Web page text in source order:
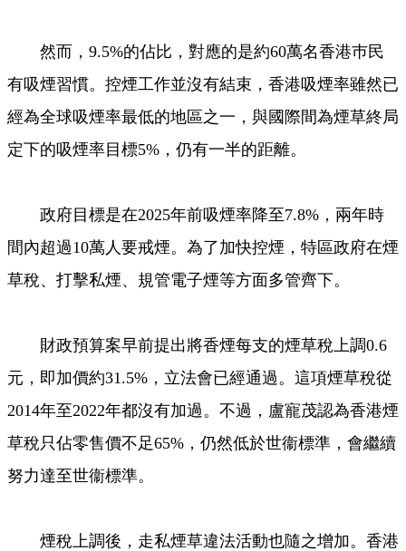
然而，9.5%的佔比，對應的是約60萬名香港巿民
有吸煙習慣。控煙工作並沒有結束，香港吸煙率雖然已
經為全球吸煙率最低的地區之一，與國際間為煙草終局
定下的吸煙率目標5%，仍有一半的距離。
政府目標是在2025年前吸煙率降至7.8%，兩年時
間內超過10萬人要戒煙。為了加快控煙，特區政府在煙
草稅、打擊私煙、規管電子煙等方面多管齊下。
財政預算案早前提出將香煙每支的煙草稅上調0.6
元，即加價約31.5%，立法會已經通過。這項煙草稅從
2014年至2022年都沒有加過。不過，盧寵茂認為香港煙
草稅只佔零售價不足65%，仍然低於世衞標準，會繼續
努力達至世衞標準。
煙稅上調後，走私煙草違法活動也隨之增加。香港